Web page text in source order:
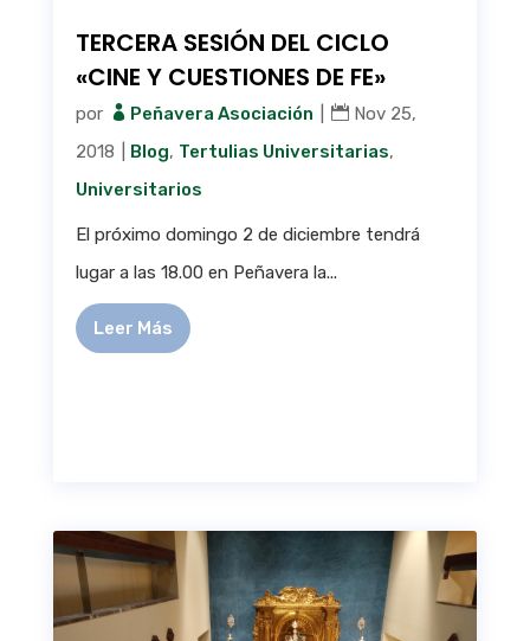
TERCERA SESIÓN DEL CICLO
«CINE Y CUESTIONES DE FE»
por Peñavera Asociación
Nov 25,
2018
Blog, Tertulias Universitarias,
Universitarios
El próximo domingo 2 de diciembre tendrá
lugar a las 18.00 en Peñavera la...
Leer Más